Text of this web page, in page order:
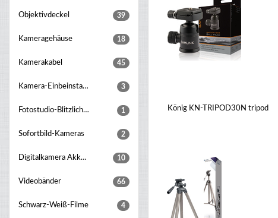
König KN-TRIPOD30N tripod
Objektivdeckel 39
Kameragehäuse 18
Kamerakabel 45
Kamera-Einbeinstative 3
Fotostudio-Blitzlichter 1
Sofortbild-Kameras 2
Digitalkamera Akku Griff 10
Videobänder 66
Schwarz-Weiß-Filme 4